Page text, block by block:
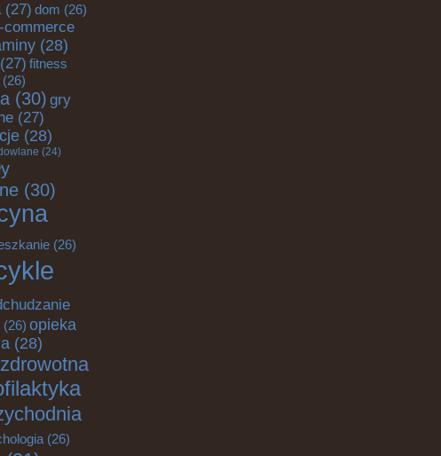
(27) dom (26)
commerce
(28)
fitness
(26)
(30) gry
(27)
(28)
(24)
(30)
(26)
(26) opieka
(28)
(26)